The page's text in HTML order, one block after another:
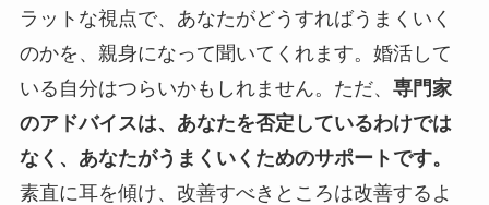
ラットな視点で、あなたがどうすればうまくいく
のかを、親身になって聞いてくれます。婚活して
いる自分はつらいかもしれません。ただ、 専門家
のアドバイスは、あなたを否定しているわけでは
なく、あなたがうまくいくためのサポートです。
素直に耳を傾け、改善すべきところは改善するよ